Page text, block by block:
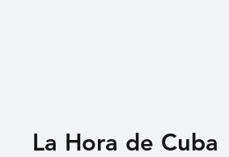
La Hora de Cuba